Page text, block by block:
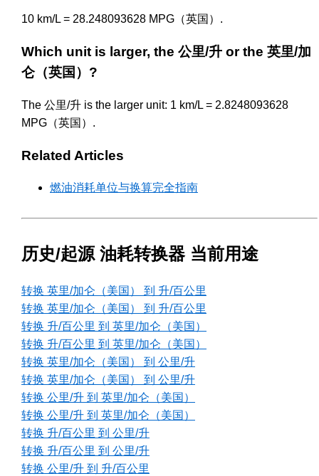
10 km/L = 28.248093628 MPG（英国）.
Which unit is larger, the 公里/升 or the 英里/加
仑（英国）?
The 公里/升 is the larger unit: 1 km/L = 2.8248093628
MPG（英国）.
Related Articles
燃油消耗单位与换算完全指南
历史/起源 油耗转换器 当前用途
转换 英里/加仑（美国） 到 升/百公里
转换 英里/加仑（美国） 到 升/百公里
转换 升/百公里 到 英里/加仑（美国）
转换 升/百公里 到 英里/加仑（美国）
转换 英里/加仑（美国） 到 公里/升
转换 英里/加仑（美国） 到 公里/升
转换 公里/升 到 英里/加仑（美国）
转换 公里/升 到 英里/加仑（美国）
转换 升/百公里 到 公里/升
转换 升/百公里 到 公里/升
转换 公里/升 到 升/百公里